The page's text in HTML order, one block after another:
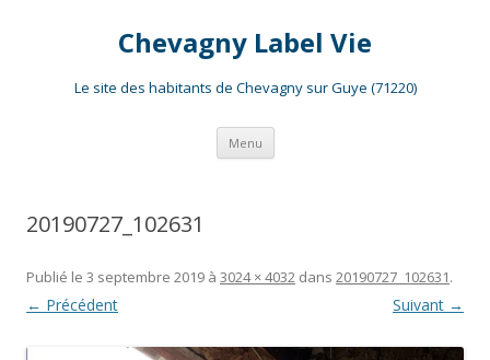
Chevagny Label Vie
Le site des habitants de Chevagny sur Guye (71220)
Menu Aller
contenu
20190727_102631
Publié le 3 septembre 2019 à 3024 × 4032 dans 20190727_102631.
← Précédent Suivant →